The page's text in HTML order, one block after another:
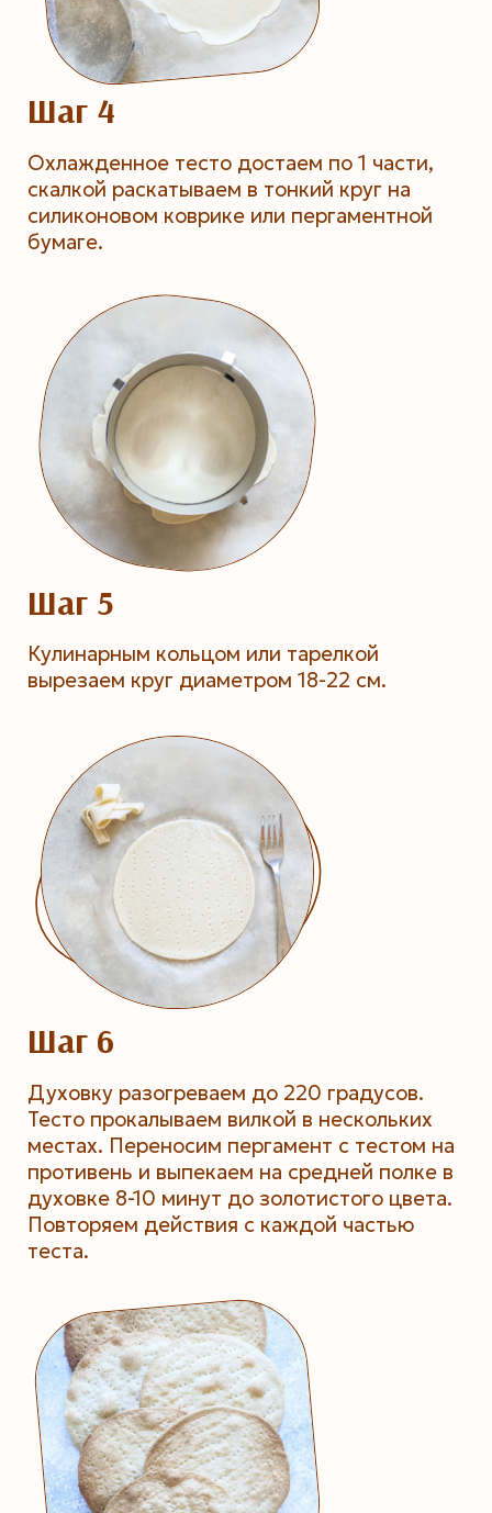
Шаг 4
Охлажденное тесто достаем по 1 части,
скалкой раскатываем в тонкий круг на
силиконовом коврике или пергаментной
бумаге.
Шаг 5
Кулинарным кольцом или тарелкой
вырезаем круг диаметром 18-22 см.
Шаг 6
Духовку разогреваем до 220 градусов.
Тесто прокалываем вилкой в нескольких
местах. Переносим пергамент с тестом на
противень и выпекаем на средней полке в
духовке 8-10 минут до золотистого цвета.
Повторяем действия с каждой частью
теста.